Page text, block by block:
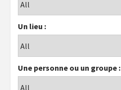
Un lieu :
Une personne ou un groupe :